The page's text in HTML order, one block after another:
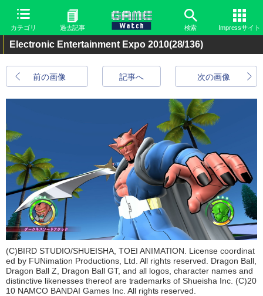
カテゴリ 過去記事 検索 Impressサイト
Electronic Entertainment Expo 2010(28/136)
前の画像 次の画像
記事へ
(C)BIRD STUDIO/SHUEISHA, TOEI ANIMATION. License coordinat
ed by FUNimation Productions, Ltd. All rights reserved. Dragon Ball,
Dragon Ball Z, Dragon Ball GT, and all logos, character names and
distinctive likenesses thereof are trademarks of Shueisha Inc. (C)20
10 NAMCO BANDAI Games Inc. All rights reserved.